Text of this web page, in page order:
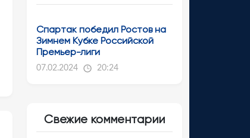
Спартак победил Ростов на
Зимнем Кубке Российской
Премьер-лиги
07.02.2024 20:24
Свежие комментарии